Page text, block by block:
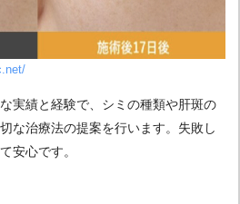
実績と経験で、シミの種類や肝斑の
な治療法の提案を行います。 失敗し
安心です。